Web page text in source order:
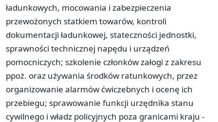
ładunkowych, mocowania i zabezpieczenia
przewożonych statkiem towarów, kontroli
dokumentacji ładunkowej, stateczności jednostki,
sprawności technicznej napędu i urządzeń
pomocniczych; szkolenie członków załogi z zakresu
ppoż. oraz używania środków ratunkowych, przez
organizowanie alarmów ćwiczebnych i ocenę ich
przebiegu; sprawowanie funkcji urzędnika stanu
cywilnego i władz policyjnych poza granicami kraju -